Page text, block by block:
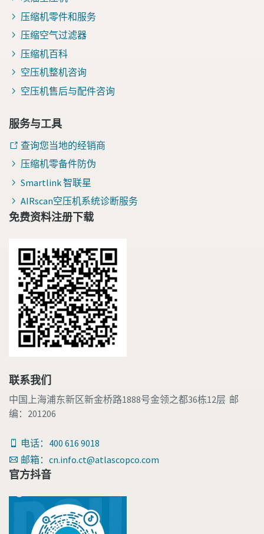
压缩机零件和服务
压缩空气过滤器
压缩机百科
空压机整机咨询
空压机售后与配件咨询
服务与工具
查询您当地的经销商
压缩机零备件防伪
Smartlink 智联星
AIRscan空压机系统诊断服务
免费资料注册下载
联系我们
中国上海浦东新区新金桥路1888号金领之都36栋12层 邮
编：201206
电话：400 616 9018
邮箱：cn.info.ct@atlascopco.com
官方抖音